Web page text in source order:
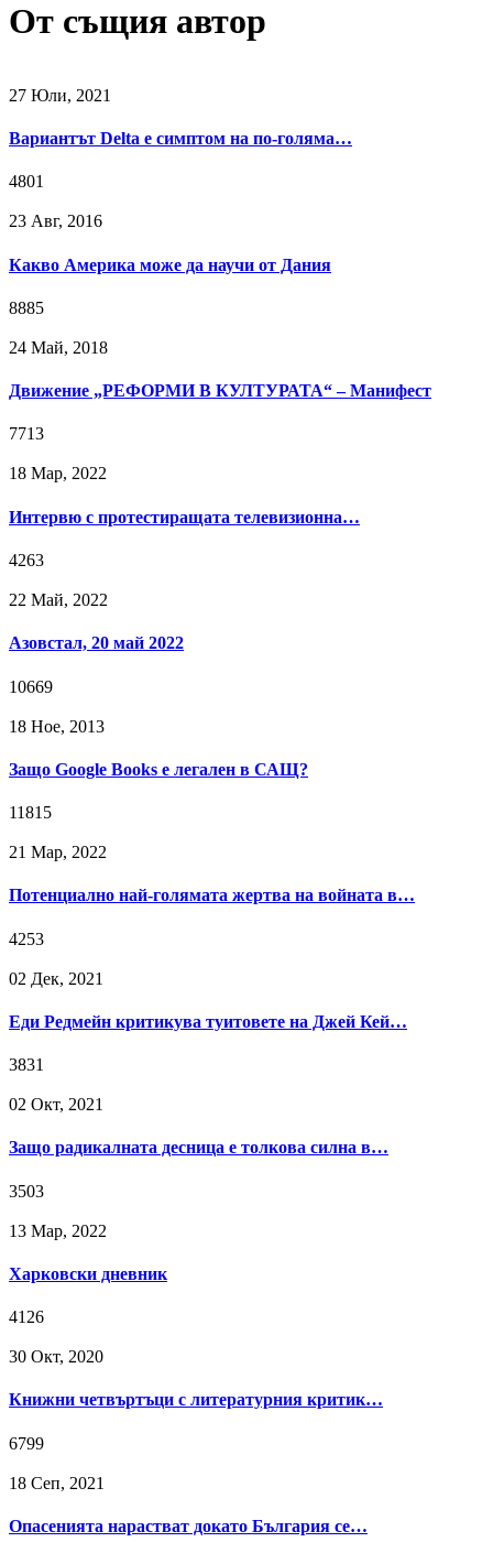
От същия автор
27 Юли, 2021
Вариантът Delta е симптом на по-голяма…
4801
23 Авг, 2016
Какво Америка може да научи от Дания
8885
24 Май, 2018
Движение „РЕФОРМИ В КУЛТУРАТА“ – Манифест
7713
18 Мар, 2022
Интервю с протестиращата телевизионна…
4263
22 Май, 2022
Азовстал, 20 май 2022
10669
18 Ное, 2013
Защо Google Books е легален в САЩ?
11815
21 Мар, 2022
Потенциално най-голямата жертва на войната в…
4253
02 Дек, 2021
Еди Редмейн критикува туитовете на Джей Кей…
3831
02 Окт, 2021
Защо радикалната десница е толкова силна в…
3503
13 Мар, 2022
Харковски дневник
4126
30 Окт, 2020
Книжни четвъртъци с литературния критик…
6799
18 Сeп, 2021
Опасенията нарастват докато България се…